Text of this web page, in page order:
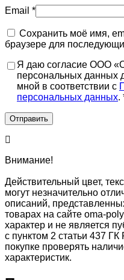
Email *
Сохранить моё имя,
браузере для
Я даю согласие ООО
персональных данных
мной в соответствии с
персональных данных.
Внимание!
Действительный цвет,
могут незначительно
описаний,
товарах на сайте oma-
характер и не является
с пунктом 2 статьи 437
покупке проверять
характеристик.